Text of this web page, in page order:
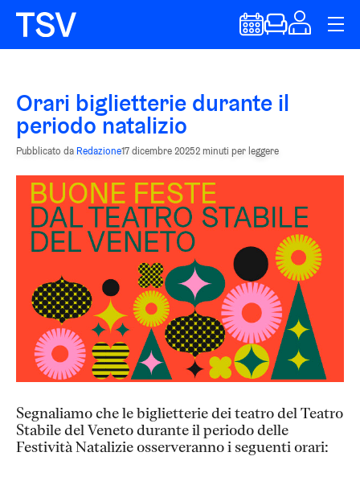
Orari biglietterie durante il
periodo natalizio
Pubblicato da Redazione17 dicembre 20252 minuti per leggere
Segnaliamo che le biglietterie dei teatro del Teatro
Stabile del Veneto durante il periodo delle
Festività Natalizie osserveranno i seguenti orari: